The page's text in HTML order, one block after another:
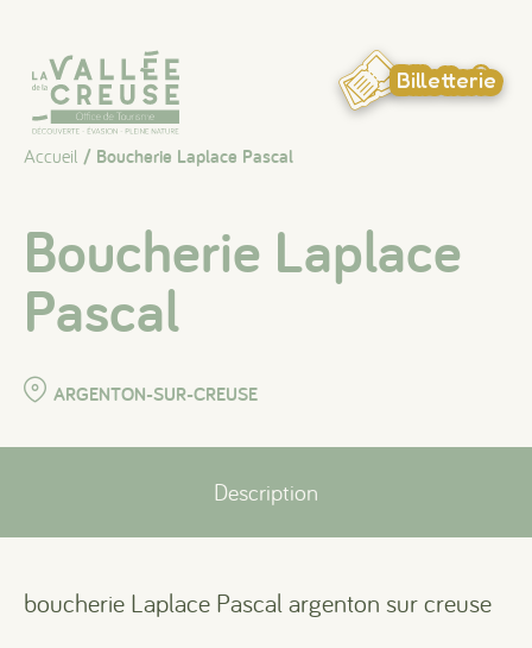
Billetterie
Accueil / Boucherie Laplace Pascal
Boucherie Laplace
Pascal
ARGENTON-SUR-CREUSE
Description
boucherie Laplace Pascal argenton sur creuse